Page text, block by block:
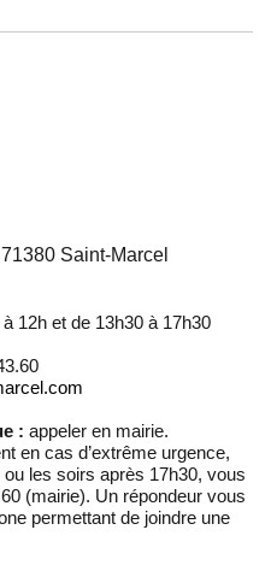
Saint-Marcel
12h et de 13h30 à 17h30
: appeler en mairie.
en cas d’extrême urgence,
les soirs après 17h30, vous
(mairie). Un répondeur vous
permettant de joindre une